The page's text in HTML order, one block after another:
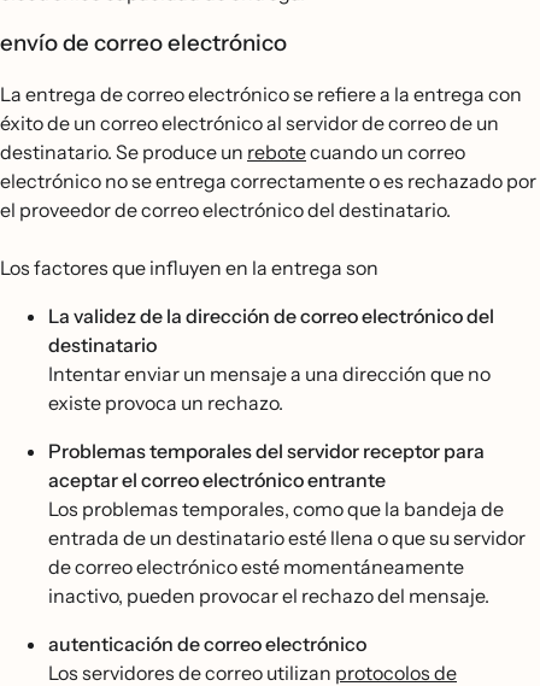
envío de correo electrónico
La entrega de correo electrónico se refiere a la entrega con
éxito de un correo electrónico al servidor de correo de un
destinatario. Se produce un rebotecuando un correo
electrónico no se entrega correctamente o es rechazado por
el proveedor de correo electrónico del destinatario.
Los factores que influyen en la entrega son
La validez de la dirección de correo electrónico del
destinatario
Intentar enviar un mensaje a una dirección que no
existe provoca un rechazo.
Problemas temporales del servidor receptor para
aceptar el correo electrónico entrante
Los problemas temporales, como que la bandeja de
entrada de un destinatario esté llena o que su servidor
de correo electrónico esté momentáneamente
inactivo, pueden provocar el rechazo del mensaje.
autenticación de correo electrónico
Los servidores de correo utilizan protocolos de